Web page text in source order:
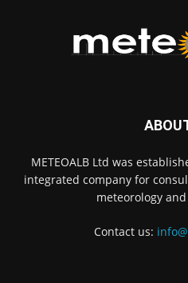
METEOALB Ltd was
integrated company for
meteorology
Contact us: